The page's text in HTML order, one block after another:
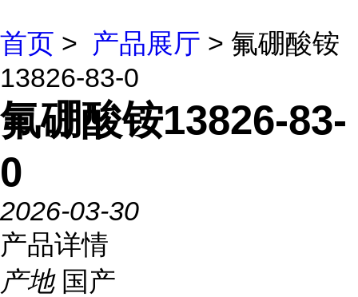
首页 > 产品展厅 > 氟硼酸铵
13826-83-0
氟硼酸铵13826-83-
0
2026-03-30
产品详情
产地 国产